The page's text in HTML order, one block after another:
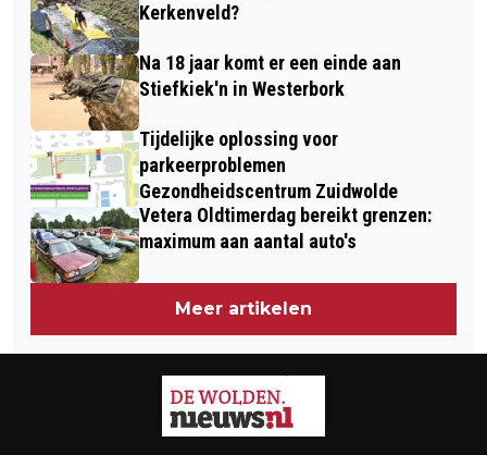
Kerkenveld?
Na 18 jaar komt er een einde aan
Stiefkiek'n in Westerbork
Tijdelijke oplossing voor
parkeerproblemen
Gezondheidscentrum Zuidwolde
Vetera Oldtimerdag bereikt grenzen:
maximum aan aantal auto's
Meer artikelen